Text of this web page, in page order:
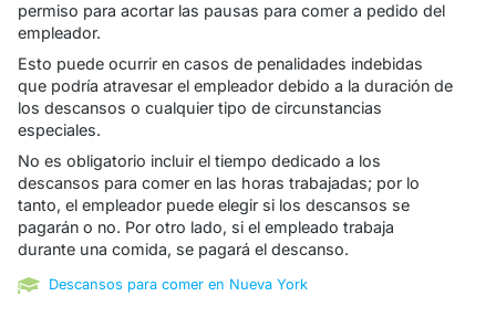
permiso para acortar las pausas para comer a pedido del
empleador.
Esto puede ocurrir en casos de penalidades indebidas
que podría atravesar el empleador debido a la duración de
los descansos o cualquier tipo de circunstancias
especiales.
No es obligatorio incluir el tiempo dedicado a los
descansos para comer en las horas trabajadas; por lo
tanto, el empleador puede elegir si los descansos se
pagarán o no. Por otro lado, si el empleado trabaja
durante una comida, se pagará el descanso.
Descansos para comer en Nueva York